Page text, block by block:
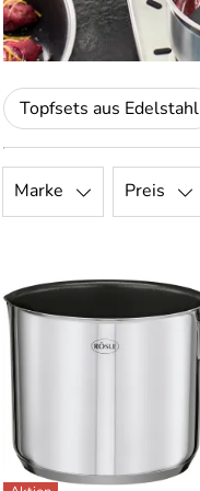
Topfsets aus Edelstahl
Marke Preis